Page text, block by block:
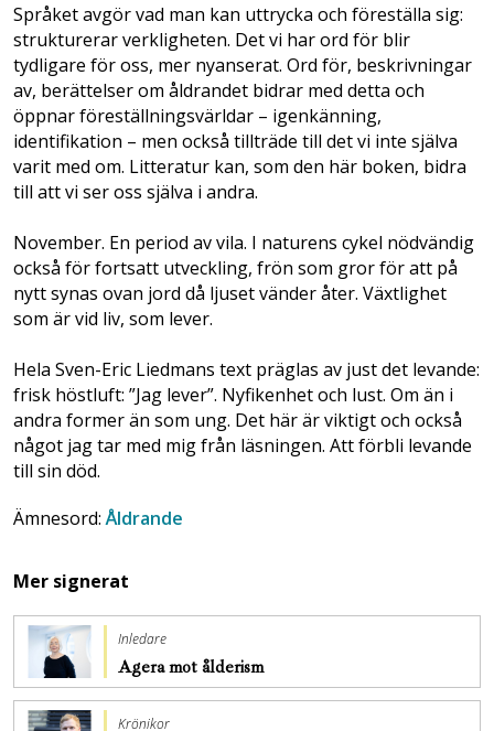
Språket avgör vad man kan uttrycka och föreställa sig:
strukturerar verkligheten. Det vi har ord för blir
tydligare för oss, mer nyanserat. Ord för, beskrivningar
av, berättelser om åldrandet bidrar med detta och
öppnar föreställningsvärldar – igenkänning,
identifikation – men också tillträde till det vi inte själva
varit med om. Litteratur kan, som den här boken, bidra
till att vi ser oss själva i andra.
November. En period av vila. I naturens cykel nödvändig
också för fortsatt utveckling, frön som gror för att på
nytt synas ovan jord då ljuset vänder åter. Växtlighet
som är vid liv, som lever.
Hela Sven-Eric Liedmans text präglas av just det levande:
frisk höstluft: ”Jag lever”. Nyfikenhet och lust. Om än i
andra former än som ung. Det här är viktigt och också
något jag tar med mig från läsningen. Att förbli levande
till sin död.
Ämnesord:Åldrande
Mer signerat
Inledare
Agera mot ålderism
Krönikor